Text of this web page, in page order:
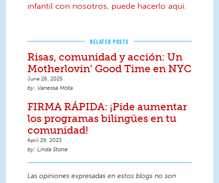
infantil con nosotros, puede hacerlo aquí.
RELATED POSTS
Risas, comunidad y acción: Un
Motherlovin’ Good Time en NYC
June 26, 2025
Vanessa Mota
FIRMA RÁPIDA: ¡Pide aumentar
los programas bilingües en tu
comunidad!
April 29, 2023
Linda Stone
Las opiniones expresadas en estos blogs no son